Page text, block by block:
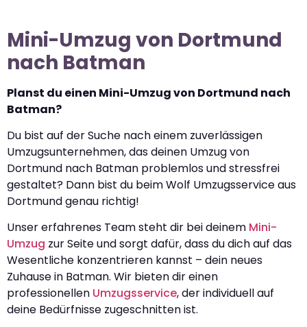
Mini-Umzug von Dortmund
nach Batman
Planst du einen Mini-Umzug von Dortmund nach
Batman?
Du bist auf der Suche nach einem zuverlässigen
Umzugsunternehmen, das deinen Umzug von
Dortmund nach Batman problemlos und stressfrei
gestaltet? Dann bist du beim Wolf Umzugsservice aus
Dortmund genau richtig!
Unser erfahrenes Team steht dir bei deinem Mini-
Umzug zur Seite und sorgt dafür, dass du dich auf das
Wesentliche konzentrieren kannst – dein neues
Zuhause in Batman. Wir bieten dir einen
professionellen Umzugsservice, der individuell auf
deine Bedürfnisse zugeschnitten ist.